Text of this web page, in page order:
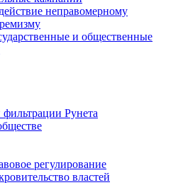
неправомерному
и общественные
Рунета
регулирование
властей